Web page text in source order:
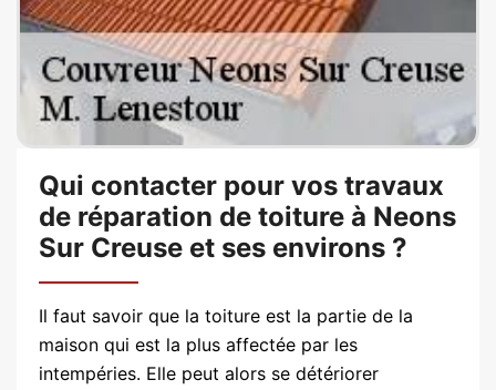
Qui contacter pour vos travaux
de réparation de toiture à Neons
Sur Creuse et ses environs ?
Il faut savoir que la toiture est la partie de la
maison qui est la plus affectée par les
intempéries. Elle peut alors se détériorer